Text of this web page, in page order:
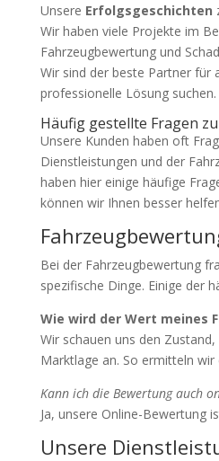
Unsere Erfolgsgeschichten
Wir haben viele Projekte im
Fahrzeugbewertung und
Wir sind der beste Partner für
professionelle Lösung suchen.
Häufig gestellte Fragen zu
Unsere Kunden haben oft
Dienstleistungen und der
haben hier einige häufige
können wir Ihnen besser
Bei der Fahrzeugbewertung
spezifische Dinge. Einige der
Wie wird der Wert meines
Wir schauen uns den
Marktlage an. So ermitteln wir
Kann ich die Bewertung auch
Ja, unsere Online-Bewertung
Unsere